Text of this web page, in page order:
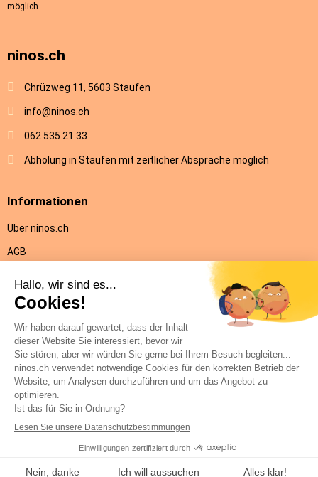
möglich.
ninos.ch
Chrüzweg 11, 5603 Staufen
info@ninos.ch
062 535 21 33
Abholung in Staufen mit zeitlicher Absprache möglich
Informationen
Über ninos.ch
AGB
Rückgabe
Datenschutz
Impressum
Hilfe
Kontakt
© ninos.ch